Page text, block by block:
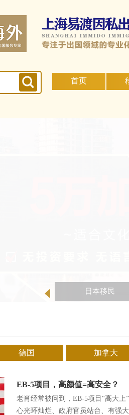
首页
日本移民
德国 加拿大
EB-5项目，高颜值=高安全？
老肖经常被问到，EB-5项目“高大
心光环灿烂、政府官员站台、有强